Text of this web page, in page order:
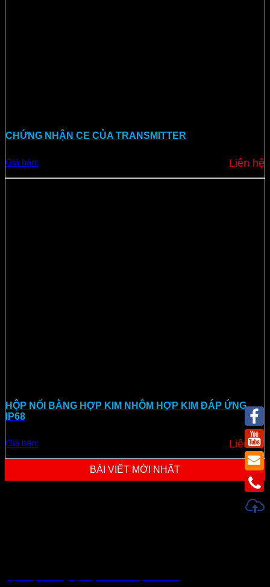
CHỨNG NHẬN CE CỦA TRANSMITTER
Giá bán: Liên hệ
HỘP NỐI BẰNG HỢP KIM NHÔM HỢP KIM ĐÁP ỨNG
IP68
Giá bán: Liên hệ
BÀI VIẾT MỚI NHẤT